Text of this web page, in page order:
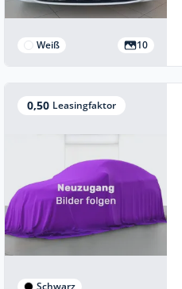
Weiß 10
0,50 Leasingfaktor
Schwarz